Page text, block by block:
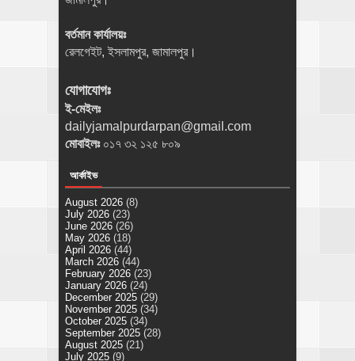
বর্তমান কার্যালয়ঃ
রেলগেইট, ইসলামপুর, জামালপুর।
যোগাযোগঃ
ই-মেইলঃ
dailyjamalpurdarpan@gmail.com
মোবাইলঃ ০১৭ ৩২ ১২৫ ৮০৯
আর্কাইভ
August 2026 (8)
July 2026 (23)
June 2026 (26)
May 2026 (18)
April 2026 (44)
March 2026 (44)
February 2026 (23)
January 2026 (24)
December 2025 (29)
November 2025 (34)
October 2025 (34)
September 2025 (28)
August 2025 (21)
July 2025 (9)